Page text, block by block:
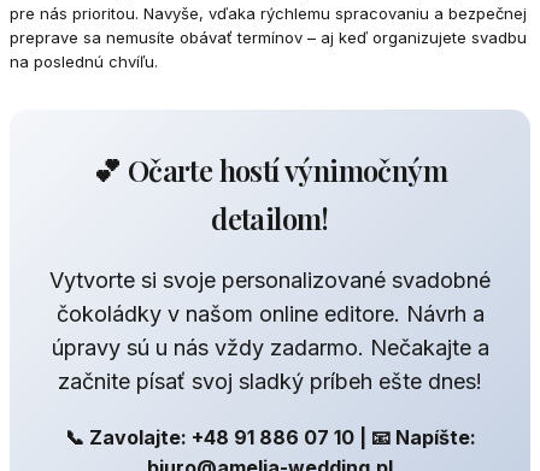
pre nás prioritou. Navyše, vďaka rýchlemu spracovaniu a bezpečnej
preprave sa nemusíte obávať termínov – aj keď organizujete svadbu
na poslednú chvíľu.
💕 Očarte hostí výnimočným
detailom!
Vytvorte si svoje personalizované svadobné
čokoládky v našom online editore. Návrh a
úpravy sú u nás vždy zadarmo. Nečakajte a
začnite písať svoj sladký príbeh ešte dnes!
📞 Zavolajte: +48 91 886 07 10 | 📧 Napíšte: